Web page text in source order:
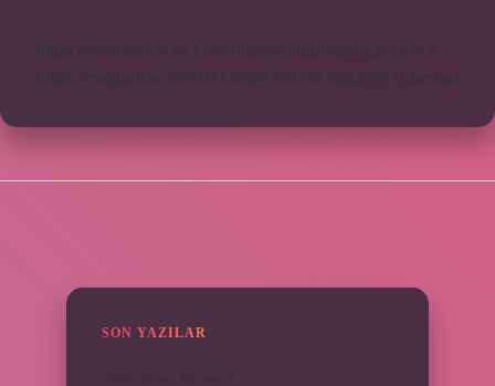
https://rosmedforum.com
https://btibbimedikal.com.tr
https://megaplan.com.tr knight online nttgame Sitemap
SON YAZILAR